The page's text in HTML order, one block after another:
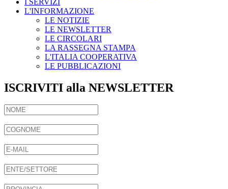
L'INFORMAZIONE
LE NOTIZIE
LE NEWSLETTER
LE CIRCOLARI
LA RASSEGNA STAMPA
L'ITALIA COOPERATIVA
LE PUBBLICAZIONI
ISCRIVITI alla NEWSLETTER